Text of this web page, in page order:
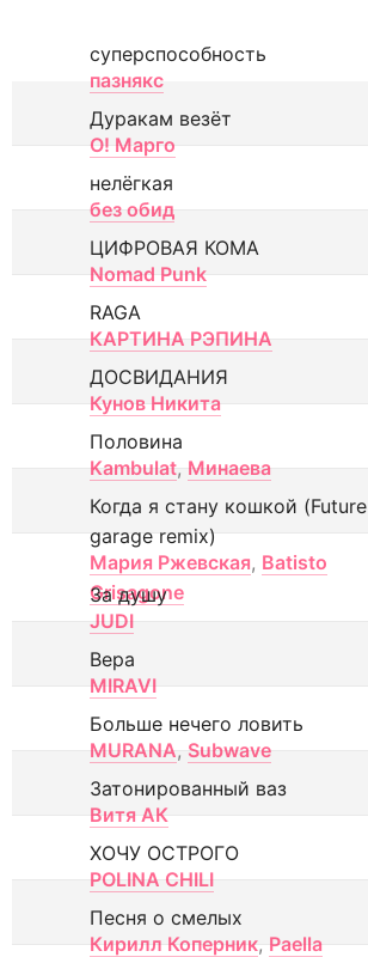
суперспособность
пазнякс
Дуракам везёт
О! Марго
нелёгкая
без обид
ЦИФРОВАЯ КОМА
Nomad Punk
RAGA
КАРТИНА РЭПИНА
ДОСВИДАНИЯ
Кунов Никита
Половина
Kambulat, Минаева
Когда я стану кошкой (Future
garage remix)
Мария Ржевская, Batisto
Grisagone
За душу
JUDI
Вера
MIRAVI
Больше нечего ловить
MURANA, Subwave
Затонированный ваз
Витя АК
ХОЧУ ОСТРОГО
POLINA CHILI
Песня о смелых
Кирилл Коперник, Paella